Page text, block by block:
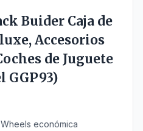
Buider Caja de
Accesorios
de Juguete
GGP93)
económica